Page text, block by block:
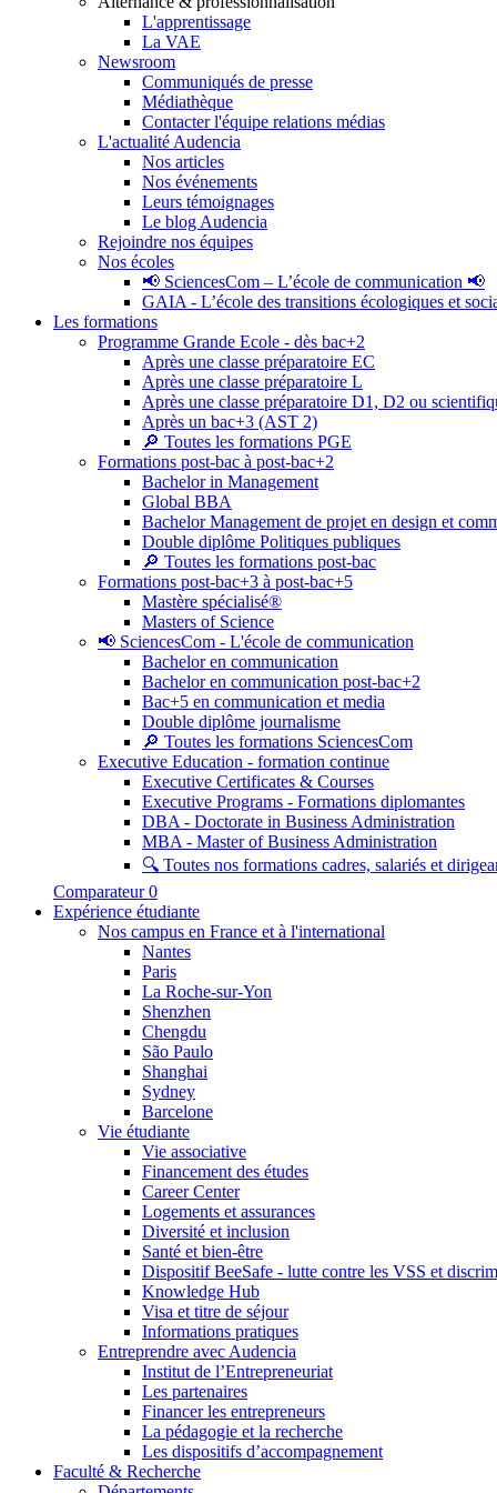
L'apprentissage
La VAE
Newsroom
Communiqués de presse
Médiathèque
Contacter l'équipe relations médias
L'actualité Audencia
Nos articles
Nos événements
Leurs témoignages
Le blog Audencia
Rejoindre nos équipes
Nos écoles
📢 SciencesCom – L’école de communication 📢
GAIA - L’école des transitions écologiques et
Les formations
Programme Grande Ecole - dès bac+2
Après une classe préparatoire EC
Après une classe préparatoire L
Après une classe préparatoire D1, D2 ou
Après un bac+3 (AST 2)
🔎 Toutes les formations PGE
Formations post-bac à post-bac+2
Bachelor in Management
Global BBA
Bachelor Management de projet en design et
Double diplôme Politiques publiques
🔎 Toutes les formations post-bac
Formations post-bac+3 à post-bac+5
Mastère spécialisé®
Masters of Science
📢 SciencesCom - L'école de communication
Bachelor en communication
Bachelor en communication post-bac+2
Bac+5 en communication et media
Double diplôme journalisme
🔎 Toutes les formations SciencesCom
Executive Education - formation continue
Executive Certificates & Courses
Executive Programs - Formations diplomantes
DBA - Doctorate in Business Administration
MBA - Master of Business Administration
🔍 Toutes nos formations cadres, salariés et
Comparateur 0
Expérience étudiante
Nos campus en France et à l'international
Nantes
Paris
La Roche-sur-Yon
Shenzhen
Chengdu
São Paulo
Shanghai
Sydney
Barcelone
Vie étudiante
Vie associative
Financement des études
Career Center
Logements et assurances
Diversité et inclusion
Santé et bien-être
Dispositif BeeSafe - lutte contre les VSS et
Knowledge Hub
Visa et titre de séjour
Informations pratiques
Entreprendre avec Audencia
Institut de l’Entrepreneuriat
Les partenaires
Financer les entrepreneurs
La pédagogie et la recherche
Les dispositifs d’accompagnement
Faculté & Recherche